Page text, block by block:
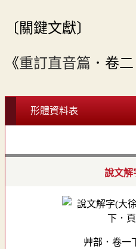
〔關鍵文獻〕
《重訂直音篇 ．卷
形體資料表
說文解
艸部．卷一